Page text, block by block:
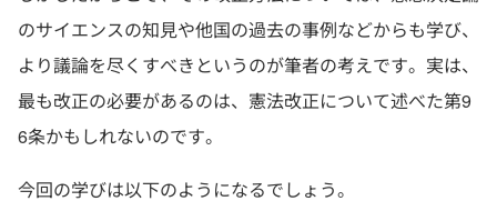
のサイエンスの知見や他国の過去の事例などからも学び、
より議論を尽くすべきというのが筆者の考えです。実は、
最も改正の必要があるのは、憲法改正について述べた第9
6条かもしれないのです。
今回の学びは以下のようになるでしょう。